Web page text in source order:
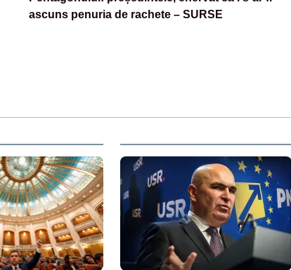
ascuns penuria de rachete – SURSE